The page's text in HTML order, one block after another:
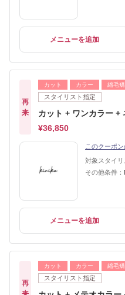
メニューを追加
再
来
カット カラー 縮毛
スタイリスト指定
カット + ワンカラー +
¥36,850
このクーポ
対象スタイリ
その他条件：
メニューを追加
再
カット カラー 縮毛
スタイリスト指定